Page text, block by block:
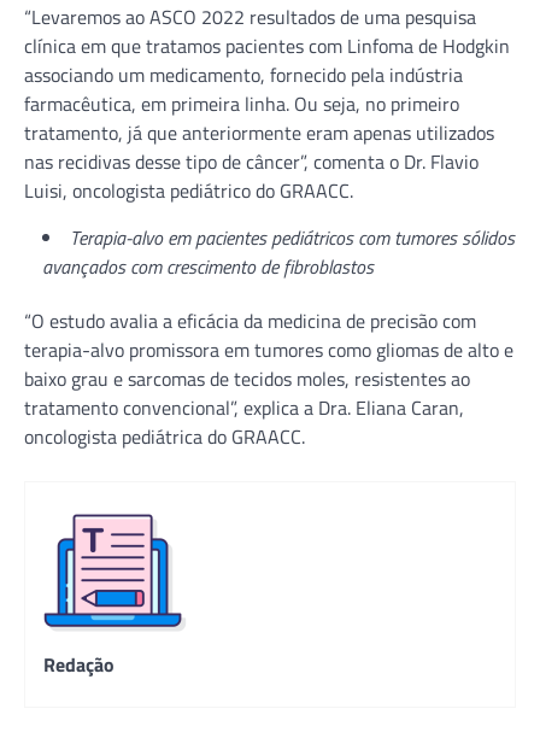
“Levaremos ao ASCO 2022 resultados de uma pesquisa
clínica em que tratamos pacientes com Linfoma de Hodgkin
associando um medicamento, fornecido pela indústria
farmacêutica, em primeira linha. Ou seja, no primeiro
tratamento, já que anteriormente eram apenas utilizados
nas recidivas desse tipo de câncer”, comenta o Dr. Flavio
Luisi, oncologista pediátrico do GRAACC.
Terapia-alvo em pacientes pediátricos com tumores sólidos
avançados com crescimento de fibroblastos
“O estudo avalia a eficácia da medicina de precisão com
terapia-alvo promissora em tumores como gliomas de alto e
baixo grau e sarcomas de tecidos moles, resistentes ao
tratamento convencional”, explica a Dra. Eliana Caran,
oncologista pediátrica do GRAACC.
Redação